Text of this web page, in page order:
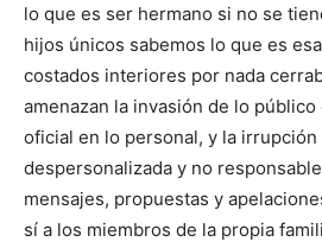
lo que es ser hermano si no se
hijos únicos sabemos lo que es
costados interiores por nada
amenazan la invasión de lo
oficial en lo personal, y la irrupción
despersonalizada y no
mensajes, propuestas y
sí a los miembros de la propia